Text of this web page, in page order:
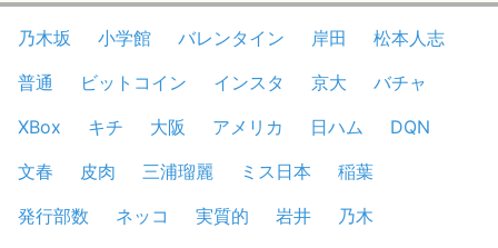
乃木坂 小学館 バレンタイン 岸田
松本人志
普通
ビットコイン インスタ 京大
バチャ
XBox
キチ 大阪 アメリカ 日ハム
DQN
文春
皮肉 三浦瑠麗 ミス日本
稲葉
発行部数
ネッコ 実質的 岩井
乃木